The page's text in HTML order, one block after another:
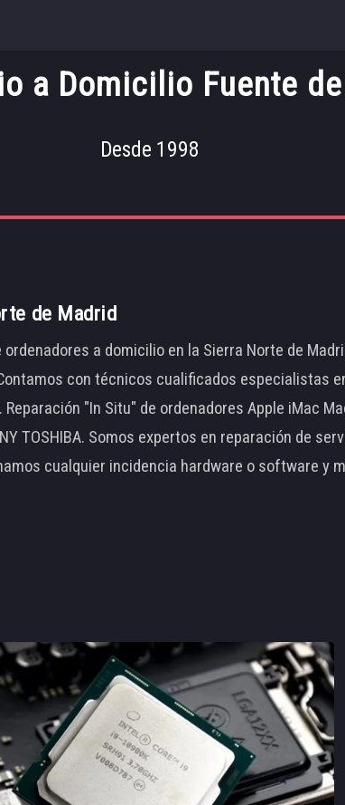
a Domicilio Fuente
Desde 1998
de Madrid
a domicilio en la Sierra Norte de
con técnicos cualificados especialistas
"In Situ" de ordenadores Apple iMac
TOSHIBA. Somos expertos en reparación de
cualquier incidencia hardware o software y